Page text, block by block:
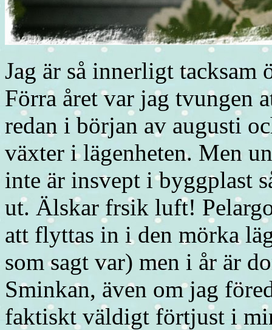
Jag är så innerligt tacksam
Förra året var jag tvungen
redan i början av augusti
växter i lägenheten. Men
inte är insvept i byggplast
ut. Älskar frsik luft!
att flyttas in i den mörka
som sagt var) men i år är
Sminkan, även om jag
faktiskt väldigt förtjust i